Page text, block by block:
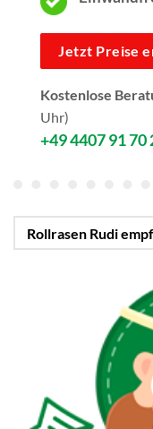
Jetzt Preise
Kostenlose
Uhr)
+49 4407 91 70
Rollrasen Rudi